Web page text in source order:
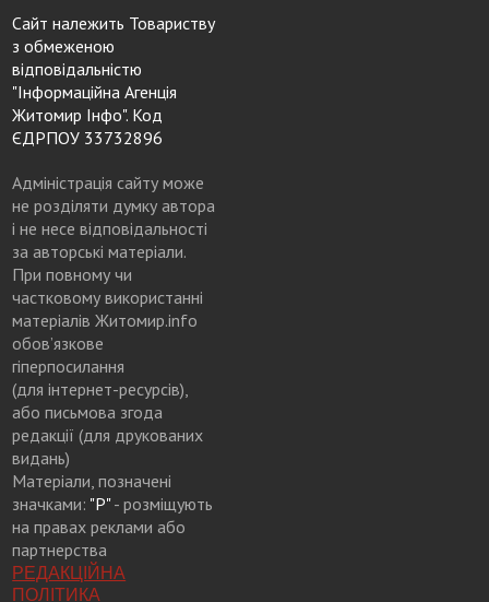
Сайт належить Товариству
з обмеженою
відповідальністю
"Інформаційна Агенція
Житомир Інфо". Код
ЄДРПОУ 33732896
Адміністрація сайту може
не розділяти думку автора
і не несе відповідальності
за авторські матеріали.
При повному чи
частковому використанні
матеріалів Житомир.info
обов’язкове
гіперпосилання
(для інтернет-ресурсів),
або письмова згода
редакції (для друкованих
видань)
Матеріали, позначені
значками: "Р"- розміщують
на правах реклами або
партнерства
РЕДАКЦІЙНА
ПОЛІТИКА